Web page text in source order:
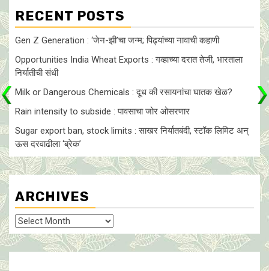
RECENT POSTS
Gen Z Generation : ‘जेन-झी’चा जन्म; पिढ्यांच्या नावाची कहाणी
Opportunities India Wheat Exports : गव्हाच्या दरात तेजी, भारताला
निर्यातीची संधी
Milk or Dangerous Chemicals : दूध की रसायनांचा घातक खेळ?
Rain intensity to subside : पावसाचा जोर ओसरणार
Sugar export ban, stock limits : साखर निर्यातबंदी, स्टॉक लिमिट अन्
ऊस दरवाढीला ‘ब्रेक’
ARCHIVES
Archives